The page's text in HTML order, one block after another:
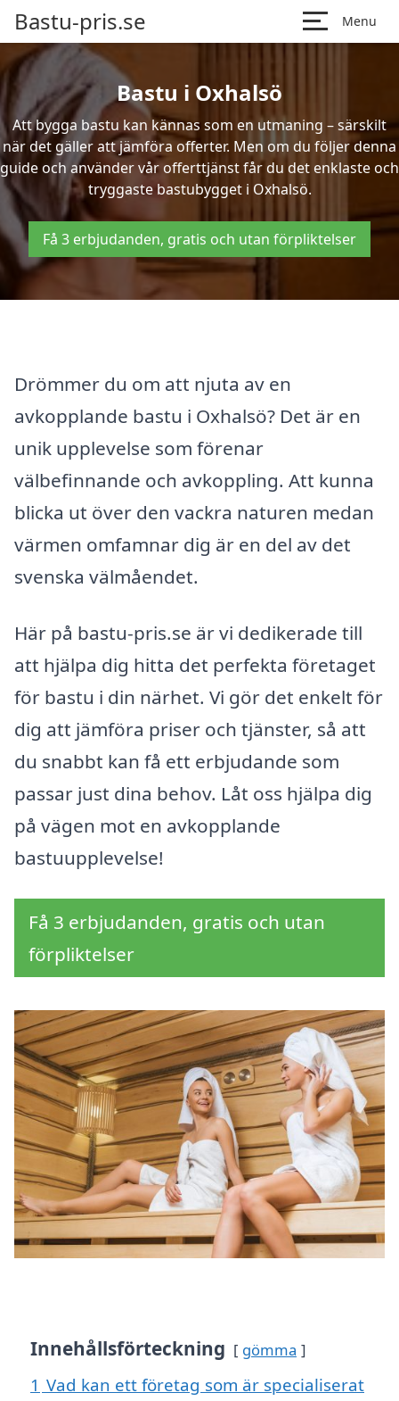
Bastu-pris.se Menu
Bastu i Oxhalsö
Att bygga bastu kan kännas som en utmaning – särskilt
när det gäller att jämföra offerter. Men om du följer denna
guide och använder vår offerttjänst får du det enklaste och
tryggaste bastubygget i Oxhalsö.
Få 3 erbjudanden, gratis och utan förpliktelser
Drömmer du om att njuta av en
avkopplande bastu i Oxhalsö? Det är en
unik upplevelse som förenar
välbefinnande och avkoppling. Att kunna
blicka ut över den vackra naturen medan
värmen omfamnar dig är en del av det
svenska välmåendet.
Här på bastu-pris.se är vi dedikerade till
att hjälpa dig hitta det perfekta företaget
för bastu i din närhet. Vi gör det enkelt för
dig att jämföra priser och tjänster, så att
du snabbt kan få ett erbjudande som
passar just dina behov. Låt oss hjälpa dig
på vägen mot en avkopplande
bastuupplevelse!
Få 3 erbjudanden, gratis och utan
förpliktelser
Innehållsförteckning gömma
1 Vad kan ett företag som är specialiserat